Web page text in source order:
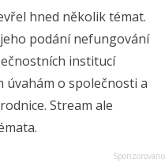
hned několik témat.
podání nefungování
institucí
úvahám o společnosti a
Stream ale